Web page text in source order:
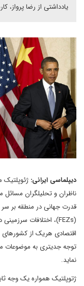
یادداشتی از رضا پرواز،
دیپلماسی ایرانی:
ناظران و تحلیلگران
قدرت جهانی در منطقه بر
(
FEZs)، اختلافات
اقتصادی هریک از
توجه جدیتری به موضوعات
نماید.
ژتوپلتیک همواره یک وجه